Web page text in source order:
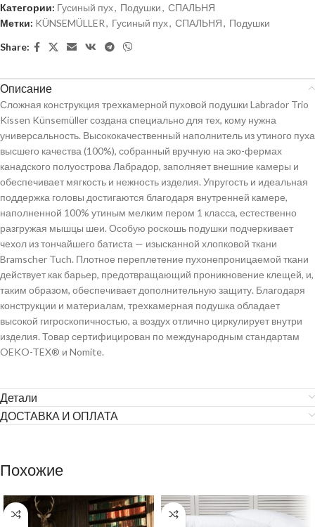
Категории: Гусиный пух, Подушки, СПАЛЬНЯ
Метки: KÜNSEMÜLLER, Гусиный пух, СПАЛЬНЯ, Подушки
Share:
Описание
Сложная конструкция трехкамерной пуховой подушки Labrador Trio
Kissen Künsemüller создана специально для тех, кому нужна
универсальность. Высококачественный наполнитель из утиного пуха
высшего качества (100%), собранный вручную на эко-фермах
канадского полуострова Лабрадор, заполняет внешние камеры и
обеспечивает мягкость и нежность изделия. Упругость и идеальная
поддержка головы достигаются благодаря внутренней камере,
наполненной 100% утиным мелким пером 1 класса, естественно
разгружая мышцы шеи. Особую роскошь подушки подчеркивает
чехол из тончайшего батиста — изысканной хлопковой ткани
Bramscher Tuch. Плотное переплетение пухонепроницаемой ткани
действует как барьер, предотвращающий проникновение клещей, и,
таким образом, обеспечивает дополнительную защиту. Благодаря
конструкции и материалам, трехкамерная подушка обладает
высокой гигроскопичностью, а воздух отлично циркулирует внутри
изделия. Товар сертифицирован по международным стандартам
OEKO-TEX® и Nomite.
Детали
ДОСТАВКА И ОПЛАТА
Похожие